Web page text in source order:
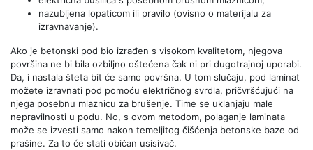
nazubljena lopaticom ili pravilo (ovisno o materijalu za
izravnavanje).
Ako je betonski pod bio izrađen s visokom kvalitetom, njegova
površina ne bi bila ozbiljno oštećena čak ni pri dugotrajnoj uporabi.
Da, i nastala šteta bit će samo površna. U tom slučaju, pod laminat
možete izravnati pod pomoću električnog svrdla, pričvršćujući na
njega posebnu mlaznicu za brušenje. Time se uklanjaju male
nepravilnosti u podu. No, s ovom metodom, polaganje laminata
može se izvesti samo nakon temeljitog čišćenja betonske baze od
prašine. Za to će stati običan usisivač.